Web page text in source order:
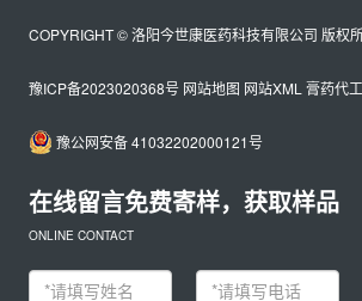
COPYRIGHT © 洛阳今世康医药科技有限公司 版权
豫ICP备2023020368号 网站地图 网站XML 膏药代
豫公网安备 41032202000121号
在线留言免费寄样，获取样品
ONLINE CONTACT